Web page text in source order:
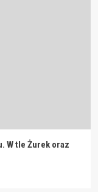
W tle Żurek oraz